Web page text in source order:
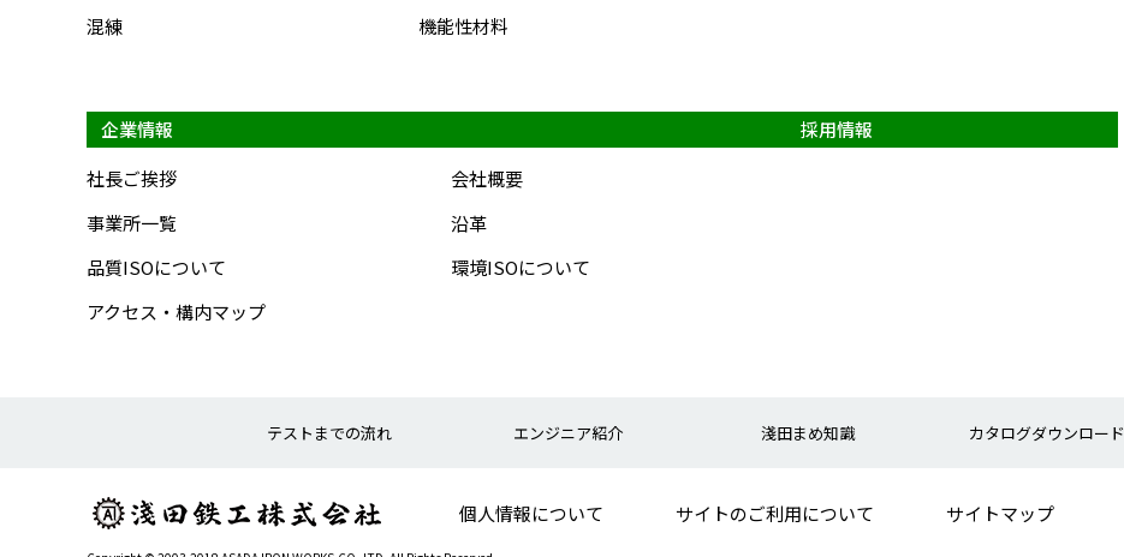
混練
機能性材料
企業情報
社長ご挨拶
会社概要
事業所一覧
沿革
品質ISOについて
環境ISOについて
アクセス・構内マップ
採用情報
テストまでの流れ エンジニア紹介 淺田まめ知識 カタログダウンロード
個人情報について サイトのご利用について サイトマップ